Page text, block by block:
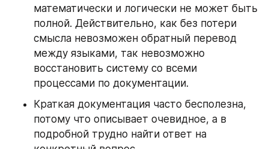
математически и логически не может быть
полной. Действительно, как без потери
смысла невозможен обратный перевод
между языками, так невозможно
восстановить систему со всеми
процессами по документации.
Краткая документация часто бесполезна,
потому что описывает очевидное, а в
подробной трудно найти ответ на